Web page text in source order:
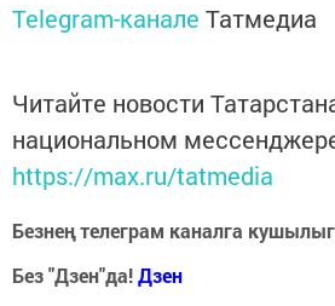
Telegram-канале Татмедиа
Читайте новости
национальном
https://max.ru/tatmedia
Безнең телеграм каналга
Без "Дзен"да!Дзен